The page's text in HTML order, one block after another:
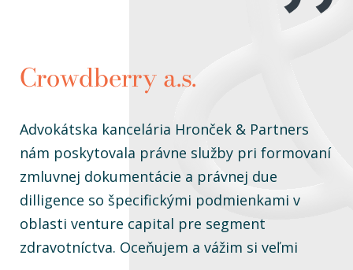
Crowdberry a.s.
Advokátska kancelária Hronček & Partners
nám poskytovala právne služby pri formovaní
zmluvnej dokumentácie a právnej due
dilligence so špecifickými podmienkami v
oblasti venture capital pre segment
zdravotníctva. Oceňujem a vážim si veľmi